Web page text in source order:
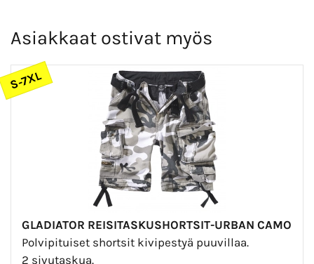
Asiakkaat ostivat myös
S-7XL
GLADIATOR REISITASKUSHORTSIT-URBAN CAMO
Polvipituiset shortsit kivipestyä puuvillaa.
2 sivutaskua.